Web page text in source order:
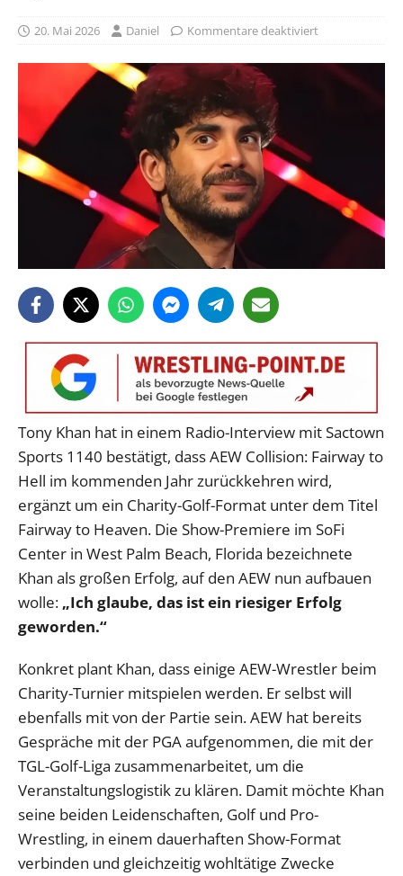
20. Mai 2026 Daniel Kommentare deaktiviert
Tony Khan hat in einem Radio-Interview mit Sactown
Sports 1140 bestätigt, dass AEW Collision: Fairway to
Hell im kommenden Jahr zurückkehren wird,
ergänzt um ein Charity-Golf-Format unter dem Titel
Fairway to Heaven. Die Show-Premiere im SoFi
Center in West Palm Beach, Florida bezeichnete
Khan als großen Erfolg, auf den AEW nun aufbauen
wolle: „Ich glaube, das ist ein riesiger Erfolg
geworden.“
Konkret plant Khan, dass einige AEW-Wrestler beim
Charity-Turnier mitspielen werden. Er selbst will
ebenfalls mit von der Partie sein. AEW hat bereits
Gespräche mit der PGA aufgenommen, die mit der
TGL-Golf-Liga zusammenarbeitet, um die
Veranstaltungslogistik zu klären. Damit möchte Khan
seine beiden Leidenschaften, Golf und Pro-
Wrestling, in einem dauerhaften Show-Format
verbinden und gleichzeitig wohltätige Zwecke